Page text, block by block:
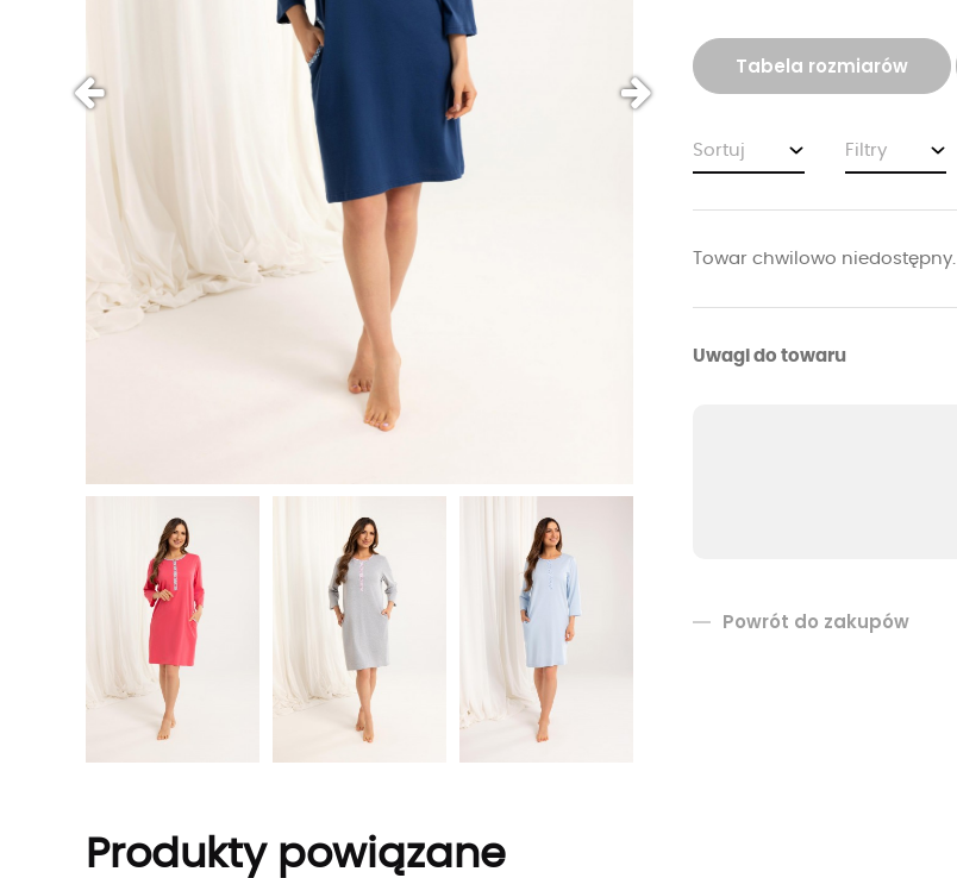
Produkty powiązane
Tabela rozmiarów
Sortuj Filtry
Towar chwilowo niedostępny.
Uwagi do towaru
Powrót do zakupów